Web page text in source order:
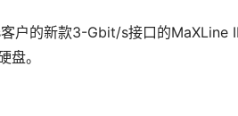
户的新款3-Gbit/s接口的MaXLine
。